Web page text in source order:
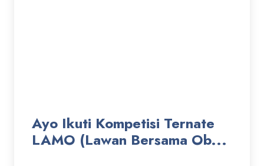
Ayo Ikuti Kompetisi Ternate
LAMO (Lawan Bersama Ob...